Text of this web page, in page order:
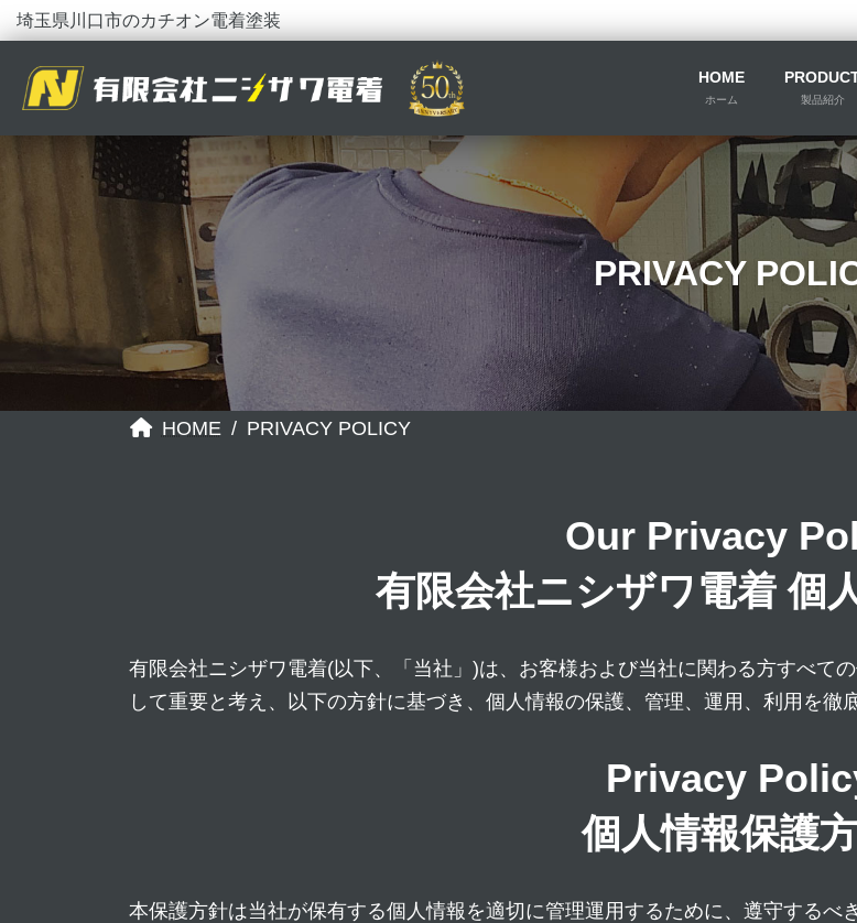
埼玉県川口市のカチオン電着塗装
HOME
ホーム 製品紹介
PRIVACY
HOME PRIVACY POLICY
Our Privacy
有限会社ニシザワ電着個
有限会社ニシザワ電着(以下、「当社」)は、お客様および当社に関わる方すべて
して重要と考え、以下の方針に基づき、個人情報の保護、管理、運用、利用を徹
Privacy
個人情報保護
本保護方針は当社が保有する個人情報を適切に管理運用するために、遵守するべ